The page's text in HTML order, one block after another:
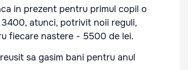
in prezent pentru primul copil o
atunci, potrivit noii reguli,
fiecare nastere - 5500 de lei.
sa gasim bani pentru anul